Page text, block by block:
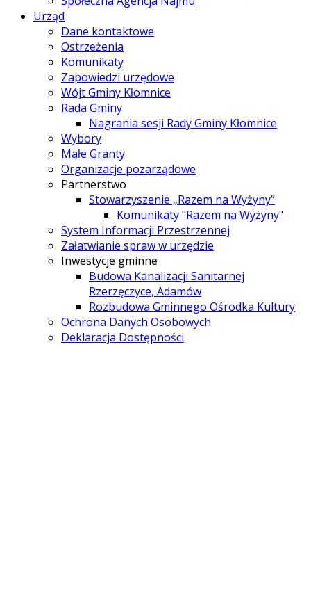
Urząd
Dane kontaktowe
Ostrzeżenia
Komunikaty
Zapowiedzi urzędowe
Wójt Gminy Kłomnice
Rada Gminy
Nagrania sesji Rady Gminy Kłomnice
Wybory
Małe Granty
Organizacje pozarządowe
Partnerstwo
Stowarzyszenie „Razem na Wyżyny”
Komunikaty "Razem na Wyżyny"
System Informacji Przestrzennej
Załatwianie spraw w urzędzie
Inwestycje gminne
Budowa Kanalizacji Sanitarnej
Rzerzęczyce, Adamów
Rozbudowa Gminnego Ośrodka Kultury
Ochrona Danych Osobowych
Deklaracja Dostępności